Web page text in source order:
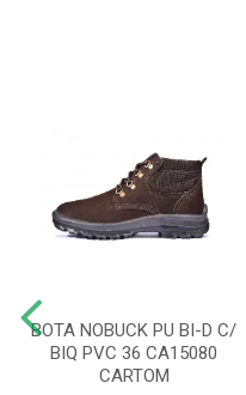
BOTA NOBUCK PU BI-D C/
BIQ PVC 36 CA15080
CARTOM